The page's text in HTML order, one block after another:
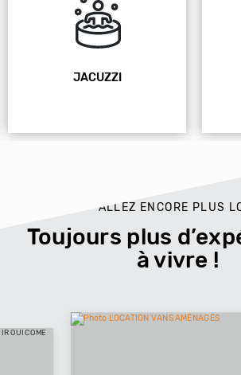
JACUZZI
ALLEZ ENCORE PLUS
Toujours plus
à vivre !